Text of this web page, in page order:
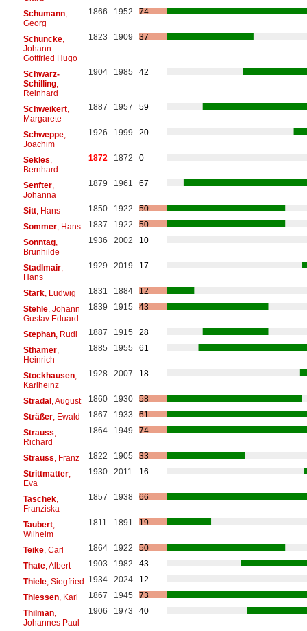
Schumann,
Georg
1866 1952 74
Schuncke,
Johann
Gottfried Hugo
1823 1909 37
Schwarz-
Schilling,
Reinhard
1904 1985 42
Schweikert,
Margarete
1887 1957 59
Schweppe,
Joachim
1926 1999 20
Sekles
Bernhard
1872 1872 0
Senfter,
Johanna
1879 1961 67
Sitt, Hans 1850 1922
50
Sommer, Hans 1837 1922
50
Sonntag,
Brunhilde
1936 2002 10
Stadlmair,
Hans
1929 2019 17
Stark, Ludwig 1831 1884
12
Stehle, Johann
Gustav Eduard
1839 1915 43
Stephan, Rudi 1887 1915
28
Sthamer,
Heinrich
1885 1955 61
Stockhausen,
Karlheinz
1928 2007 18
Stradal, August 1860 1930
58
Sträßer, Ewald 1867 1933
61
Strauss
Richard
1864 1949 74
Strauss , Franz 1822 1905
33
Strittmatter,
Eva
1930 2011 16
Taschek,
Franziska
1857 1938 66
Taubert,
Wilhelm
1811 1891 19
Teike, Carl 1864 1922
50
Thate, Albert 1903 1982
43
Thiele, Siegfried 1934 2024
12
Thiessen, Karl 1867 1945
73
Thilman,
Johannes Paul
1906 1973 40